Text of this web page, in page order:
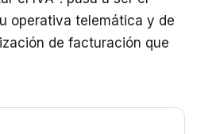
operativa telemática y de
de facturación que